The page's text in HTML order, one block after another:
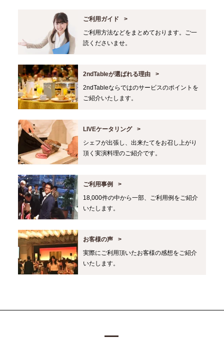
ご利用ガイド
ご利用方法などをまとめております。ご一
読くださいませ。
2ndTableが選ばれる理由
2ndTableならではのサービスのポイントを
ご紹介いたします。
LIVEケータリング
シェフが出張し、出来たてをお召し上がり
頂く実演料理のご紹介です。
ご利用事例
18,000件の中から一部、ご利用例をご紹介
いたします。
お客様の声
実際にご利用頂いたお客様の感想をご紹介
いたします。